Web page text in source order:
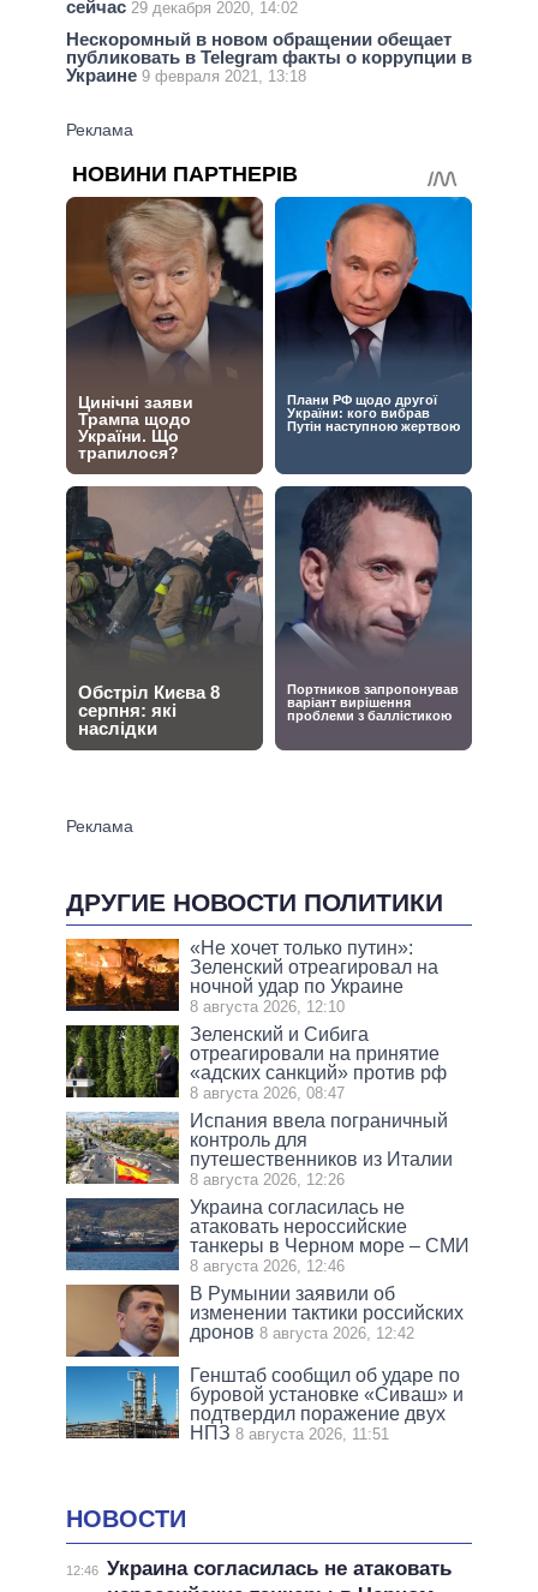
сейчас 29 декабря 2020, 14:02
Нескоромный в новом обращении обещает
публиковать в Telegram факты о коррупции в
Украине 9 февраля 2021, 13:18
ДРУГИЕ НОВОСТИ ПОЛИТИКИ
«Не хочет только путин»:
Зеленский отреагировал на
ночной удар по Украине
8 августа 2026, 12:10
Зеленский и Сибига
отреагировали на принятие
«адских санкций» против рф
8 августа 2026, 08:47
Испания ввела пограничный
контроль для
путешественников из Италии
8 августа 2026, 12:26
Украина согласилась не
атаковать нероссийские
танкеры в Черном море – СМИ
8 августа 2026, 12:46
В Румынии заявили об
изменении тактики российских
дронов 8 августа 2026, 12:42
Генштаб сообщил об ударе по
буровой установке «Сиваш» и
подтвердил поражение двух
НПЗ 8 августа 2026, 11:51
НОВОСТИ
12:46 Украина согласилась не атаковать